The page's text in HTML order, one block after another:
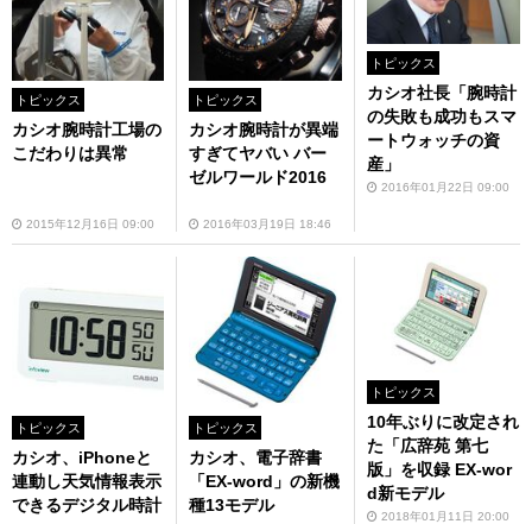
トピックス
カシオ腕時計工場の
こだわりは異常
2015年12月16日 09:00
トピックス
カシオ腕時計が異端
すぎてヤバい バー
ゼルワールド2016
2016年03月19日 18:46
トピックス
カシオ社長「腕時計
の失敗も成功もスマ
ートウォッチの資
産」
2016年01月22日 09:00
トピックス
カシオ、iPhoneと
連動し天気情報表示
できるデジタル時計
トピックス
カシオ、電子辞書
「EX-word」の新機
種13モデル
トピックス
10年ぶりに改定され
た「広辞苑 第七
版」を収録 EX-wor
d新モデル
2018年01月11日 20:00